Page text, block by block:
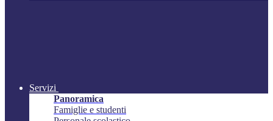
Servizi
Panoramica
Famiglie e studenti